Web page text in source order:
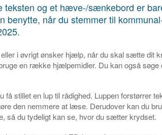
teksten og et hæve-/sænkebord er
benytte, når du stemmer til
i øvrigt ønsker hjælp, når du skal sætte dit
en række hjælpemidler. Du kan også søge
få stillet en lup til rådighed. Luppen forstørrer
den nemmere at læse. Derudover kan du
så du tydeligt kan se, hvor du sætter krydset.